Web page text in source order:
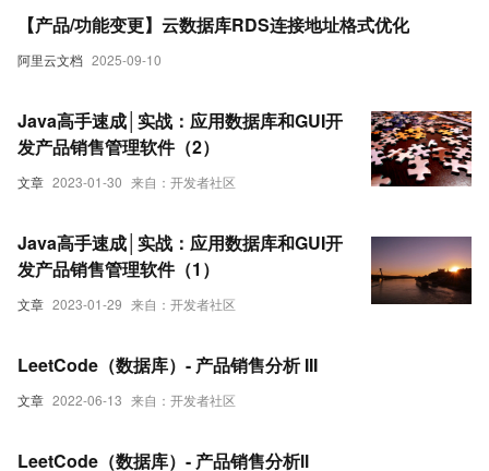
阿里云文档 2025-09-10
【产品/功能变更】云数据库RDS连接地址格式优化
文章 2023-01-30 来自：开发者社区
Java高手速成│实战：应用数据库和GUI开
发产品销售管理软件（2）
文章 2023-01-29 来自：开发者社区
Java高手速成│实战：应用数据库和GUI开
发产品销售管理软件（1）
文章 2022-06-13 来自：开发者社区
LeetCode（数据库）- 产品销售分析 III
LeetCode（数据库）- 产品销售分析ll